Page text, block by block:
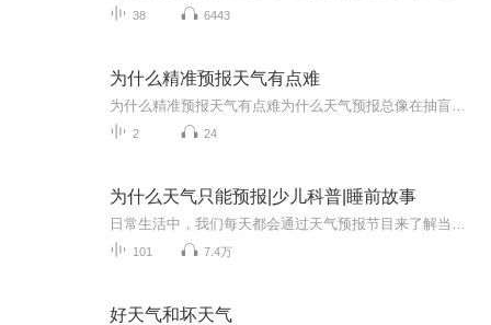
38 6443
为什么精准预报天气有点难
2 24
为什么天气只能预报|少儿科普|睡前故事
101 7.4万
好天气和坏天气